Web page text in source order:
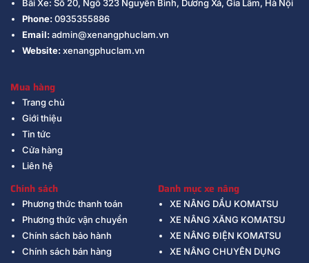
Bãi Xe: Số 20, Ngõ 323 Nguyễn Bình, Dương Xá, Gia Lâm, Hà Nội
Phone:0935355886
Email:admin@xenangphuclam.vn
Website:xenangphuclam.vn
Mua hàng
Trang chủ
Giới thiệu
Tin tức
Cửa hàng
Liên hệ
Chính sách
Phương thức thanh toán
Phương thức vận chuyển
Chính sách bảo hành
Chính sách bán hàng
Danh mục xe nâng
XE NÂNG DẦU KOMATSU
XE NÂNG XĂNG KOMATSU
XE NÂNG ĐIỆN KOMATSU
XE NÂNG CHUYÊN DỤNG